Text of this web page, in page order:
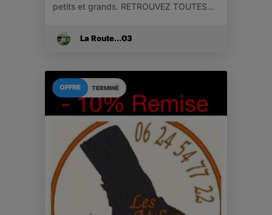
petits et grands. RETROUVEZ TOUTES…
La Route...03
TERMINÉ
OFFRE